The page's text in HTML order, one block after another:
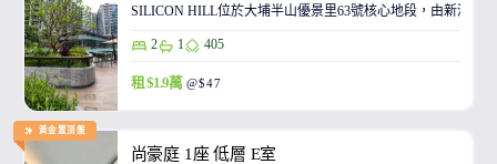
SILICON HILL位於大埔半山優景里63號核心地段，由新鴻基
2 1 405
租 $1.9萬 @$47
黃金置頂盤
尚豪庭 1座 低層 E室